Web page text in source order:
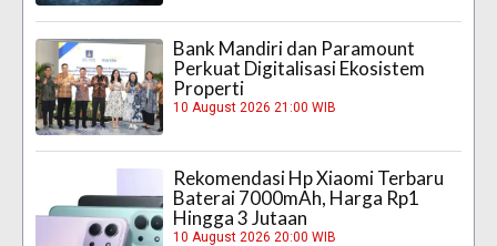
Bank Mandiri dan Paramount
Perkuat Digitalisasi Ekosistem
Properti
10 August 2026 21:00 WIB
Rekomendasi Hp Xiaomi Terbaru
Baterai 7000mAh, Harga Rp1
Hingga 3 Jutaan
10 August 2026 20:00 WIB